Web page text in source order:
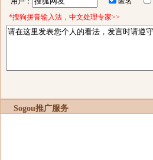
*搜狗拼音输入法，中文处理专家>>
Sogou推广服务